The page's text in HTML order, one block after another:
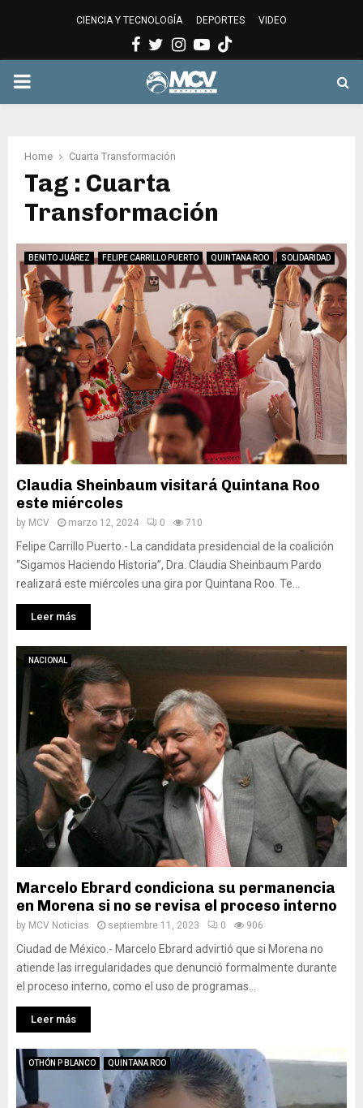
CIENCIA Y TECNOLOGÍA DEPORTES VIDEO
Facebook
Twitter
Instagram
Youtube
PRIMARY
Home Cuarta Transformación
Tag : Cuarta
Transformación
BENITO JUÁREZ FELIPE CARRILLO PUERTO QUINTANA ROO SOLIDARIDAD
Claudia Sheinbaum visitará Quintana Roo
este miércoles
by MCV marzo 12, 2024 0 710
Felipe Carrillo Puerto.- La candidata presidencial de la coalición
“Sigamos Haciendo Historia”, Dra. Claudia Sheinbaum Pardo
realizará este miércoles una gira por Quintana Roo. Te...
Leer más
NACIONAL
Marcelo Ebrard condiciona su permanencia
en Morena si no se revisa el proceso interno
by MCV Noticias septiembre 11, 2023 0 906
Ciudad de México.- Marcelo Ebrard advirtió que si Morena no
atiende las irregularidades que denunció formalmente durante
el proceso interno, como el uso de programas...
Leer más
OTHÓN P BLANCO QUINTANA ROO